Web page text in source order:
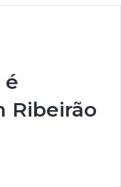
é
Ribeirão